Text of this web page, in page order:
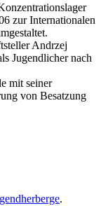
zur Internationalen
Andrzej
Jugendlicher nach
mit seiner
von Besatzung
.